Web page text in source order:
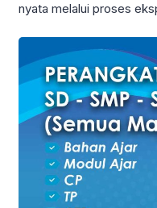
nyata melalui proses